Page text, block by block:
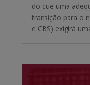
do que uma
transição para o
e CBS) exigirá